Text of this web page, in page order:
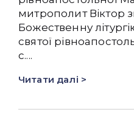
митрополит Віктор
Божественну
святої
с....
Читати далі >